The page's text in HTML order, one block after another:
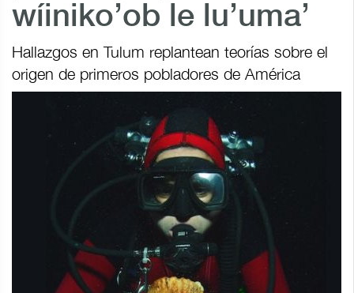
wíiniko’ob le lu’uma’
Hallazgos en Tulum replantean teorías sobre el
origen de primeros pobladores de América